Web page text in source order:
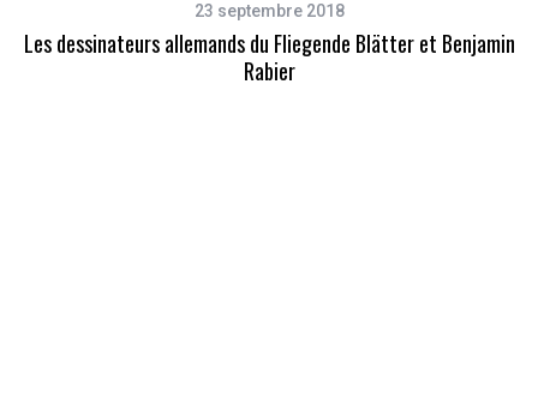
23 septembre 2018
Les dessinateurs allemands du Fliegende Blätter et Benjamin
Rabier